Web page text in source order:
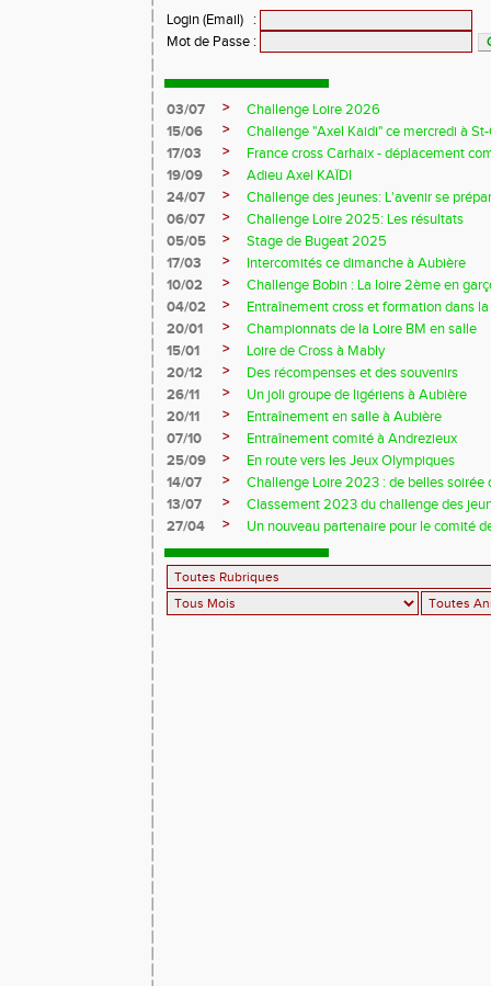
Login (Email)
:
Mot de Passe :
03/07 >
Challenge Loire 2026
15/06
>
Challenge "Axel Kaidi" ce mercredi à
17/03
>
France cross Carhaix - déplacement
19/09
>
Adieu Axel KAÏDI
24/07
>
Challenge des jeunes: L'avenir se
06/07
>
Challenge Loire 2025: Les résultats
05/05
>
Stage de Bugeat 2025
17/03
>
Intercomités ce dimanche à Aubière
10/02
>
Challenge Bobin : La loire 2ème en
04/02
>
Entraînement cross et formation dans
20/01
>
Championnats de la Loire BM en salle
15/01
>
Loire de Cross à Mably
20/12
>
Des récompenses et des souvenirs
26/11
>
Un joli groupe de ligériens à Aubière
20/11
>
Entraînement en salle à Aubière
07/10
>
Entraînement comité à Andrezieux
25/09
>
En route vers les Jeux Olympiques
14/07
>
Challenge Loire 2023 : de belles soirée
13/07
>
Classement 2023 du challenge des
27/04
> Un nouveau partenaire pour le comité